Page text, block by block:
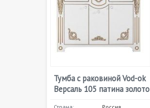
Тумба с раковиной Vod-ok
Версаль 105 патина золото